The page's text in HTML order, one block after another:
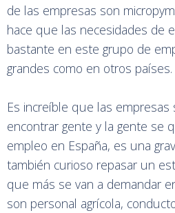
de las empresas son
hace que las necesidades de
bastante en este grupo de
grandes como en otros países.
Es increíble que las
encontrar gente y la gente se
empleo en España, es una
también curioso repasar un
que más se van a demandar
son personal agrícola,